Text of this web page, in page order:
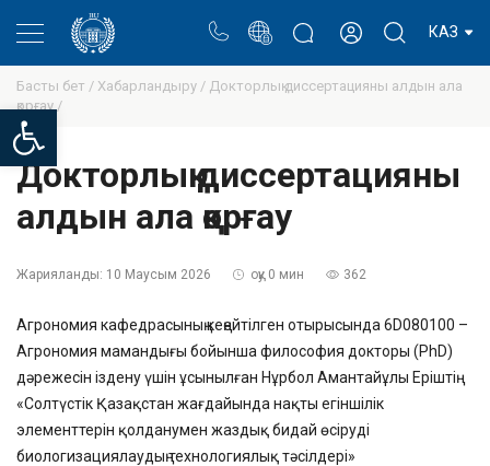
Open toolbar
КАЗ
Басты бет / Хабарландыру / Докторлық диссертацияны алдын ала
қорғау /
Докторлық диссертацияны
алдын ала қорғау
Жарияланды: 10 Маусым 2026 оқу 0 мин 362
Агрономия кафедрасының кеңейтілген отырысында 6D080100 –
Агрономия мамандығы бойынша философия докторы (PhD)
дәрежесін іздену үшін ұсынылған Нұрбол Амантайұлы Еріштің
«Солтүстік Қазақстан жағдайында нақты егіншілік
элементтерін қолданумен жаздық бидай өсіруді
биологизациялаудың технологиялық тәсілдері»